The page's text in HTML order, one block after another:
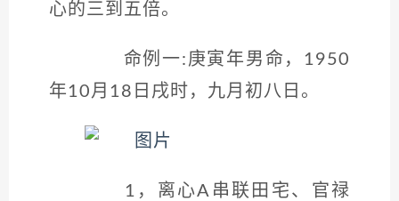
心的三到五倍。
命例一:庚寅年男命，1950
年10月18日戌时，九月初八日。
1，离心A串联田宅、官禄